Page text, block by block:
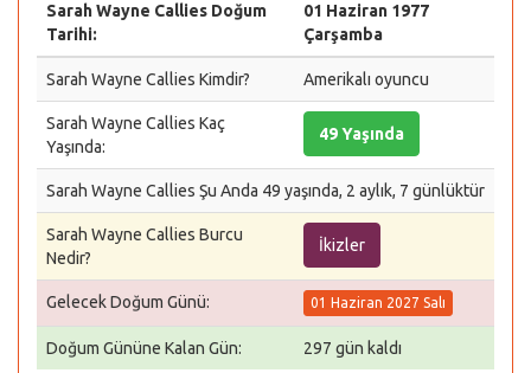
Sarah Wayne Callies Doğum
Tarihi:
01 Haziran 1977
Çarşamba
Sarah Wayne Callies Kimdir? Amerikalı oyuncu
Sarah Wayne Callies Kaç
Yaşında:
49 Yaşında
Sarah Wayne Callies Şu Anda 49 yaşında, 2 aylık, 7 günlüktür
Sarah Wayne Callies Burcu
Nedir?
İkizler
Gelecek Doğum Günü: 01 Haziran 2027 Salı
Doğum Gününe Kalan Gün: 297 gün kaldı